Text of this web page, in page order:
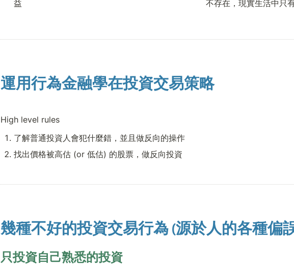
益
不存在，現實生活中只
運用行為金融學在投資交易策略
High level rules
了解普通投資人會犯什麼錯，並且做反向的操作
找出價格被高估 (or 低估) 的股票，做反向投資
幾種不好的投資交易行為 (源於人的各種偏
只投資自己熟悉的投資